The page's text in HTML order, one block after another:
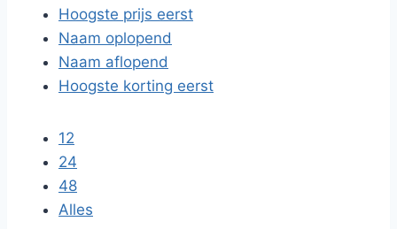
Hoogste prijs eerst
Naam oplopend
Naam aflopend
Hoogste korting eerst
12
24
48
Alles